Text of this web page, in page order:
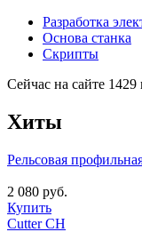
Разработка
Основа станка
Скрипты
Сейчас на сайте 1429
Хиты
Рельсовая
2 080 руб.
Купить
Cutter CH